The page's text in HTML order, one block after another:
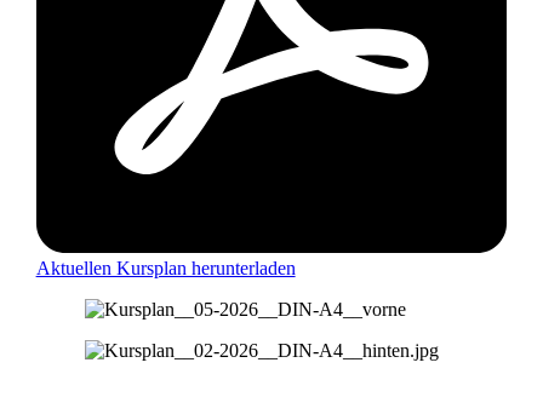
Aktuellen Kursplan herunterladen